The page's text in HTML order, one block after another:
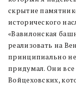
скрытие
исторического
«Вавилонская
реализовать на
принципиально
придумал. Они
Войцеховских,